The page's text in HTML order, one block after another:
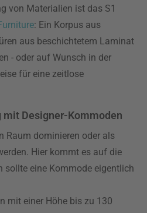
von Materialien ist das S1
: Ein Korpus aus
aus beschichtetem Laminat
- oder auf Wunsch in der
für eine zeitlose
mit Designer-Kommoden
Raum dominieren oder als
Hier kommt es auf die
sollte eine Kommode eigentlich
mit einer Höhe bis zu 130